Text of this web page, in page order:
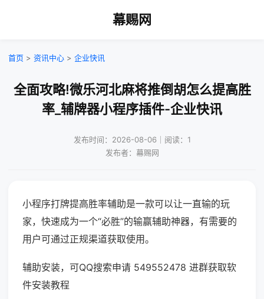
幕赐网
首页 > 资讯中心 > 企业快讯
全面攻略!微乐河北麻将推倒胡怎么提高胜
率_辅牌器小程序插件-企业快讯
发布时间：2026-08-06｜阅读：1
发布者：幕赐网
小程序打牌提高胜率辅助是一款可以让一直输的玩
家，快速成为一个“必胜”的输赢辅助神器，有需要的
用户可通过正规渠道获取使用。
辅助安装，可QQ搜索申请 549552478 进群获取软
件安装教程